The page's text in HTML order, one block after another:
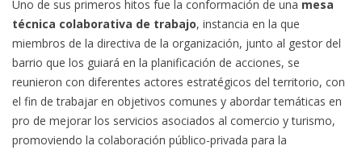
Uno de sus primeros hitos fue la conformación de una mesa
técnica colaborativa de trabajo, instancia en la que
miembros de la directiva de la organización, junto al gestor del
barrio que los guiará en la planificación de acciones, se
reunieron con diferentes actores estratégicos del territorio, con
el fin de trabajar en objetivos comunes y abordar temáticas en
pro de mejorar los servicios asociados al comercio y turismo,
promoviendo la colaboración público-privada para la